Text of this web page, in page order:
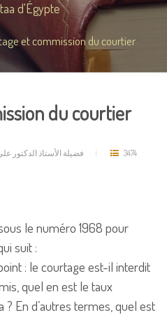
d'Égypte
et commission du courtier
du courtier
فضيلة الأستاذ الدكتور 3474
le numéro 1968 pour
suit :
: le courtage est-il interdit
quel en est le taux
En d’autres termes, quel est